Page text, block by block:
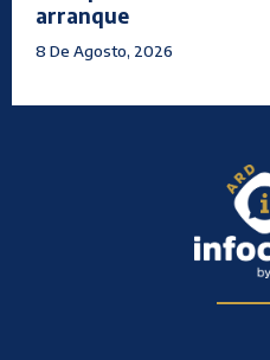
arranque
8 De Agosto, 2026